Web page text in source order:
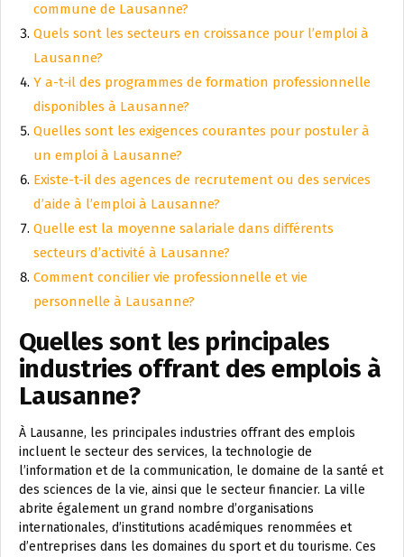
commune de Lausanne?
Quels sont les secteurs en croissance pour l’emploi à
Lausanne?
Y a-t-il des programmes de formation professionnelle
disponibles à Lausanne?
Quelles sont les exigences courantes pour postuler à
un emploi à Lausanne?
Existe-t-il des agences de recrutement ou des services
d’aide à l’emploi à Lausanne?
Quelle est la moyenne salariale dans différents
secteurs d’activité à Lausanne?
Comment concilier vie professionnelle et vie
personnelle à Lausanne?
Quelles sont les principales
industries offrant des emplois à
Lausanne?
À Lausanne, les principales industries offrant des emplois
incluent le secteur des services, la technologie de
l’information et de la communication, le domaine de la santé et
des sciences de la vie, ainsi que le secteur financier. La ville
abrite également un grand nombre d’organisations
internationales, d’institutions académiques renommées et
d’entreprises dans les domaines du sport et du tourisme. Ces